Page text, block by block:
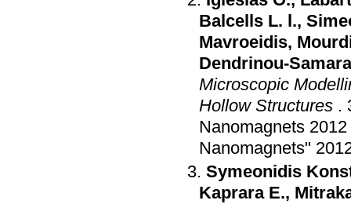
Balcells L. l.,
Mavroeidis,
Dendrinou-
Microscopic
Hollow Structures .
Nanomagnets 2012
Nanomagnets"
Symeonidis
Kaprara E.,